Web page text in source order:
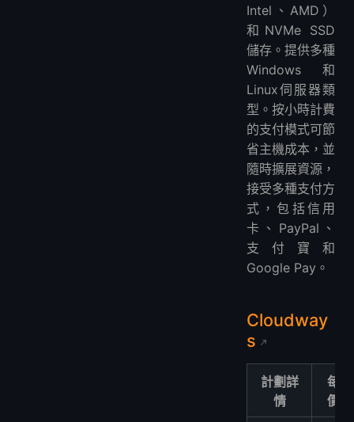
Intel、AMD）
和NVMe SSD
儲存。提供多種
Windows和
Linux伺服器類
型。按小時計費
的支付模式可節
省主機成本，並
隨時擴展資源，
接受多種支付方
式，包括信用
卡、PayPal、
支付寶和
Google Pay。
Cloudway
s
計劃詳
情
每月
價格